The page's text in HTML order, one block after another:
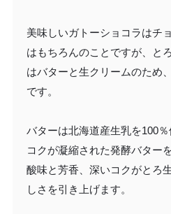
美味しいガトーショコラはチ
はもちろんのことですが、と
はバターと生クリームのため
です。
バターは北海道産生乳を100
コクが凝縮された発酵バター
酸味と芳香、深いコクがとろ
しさを引き上げます。 ​